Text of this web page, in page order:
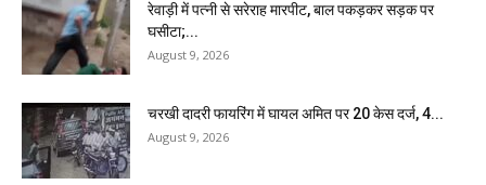
रेवाड़ी में पत्नी से सरेराह मारपीट, बाल पकड़कर सड़क पर
घसीटा;...
August 9, 2026
चरखी दादरी फायरिंग में घायल अमित पर 20 केस दर्ज, 4...
August 9, 2026